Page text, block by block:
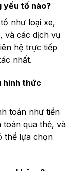
yếu tố nào?
như loại xe,
và các dịch vụ
hệ trực tiếp
nhất.
hình thức
toán như tiền
toán qua thẻ, và
thể lựa chọn